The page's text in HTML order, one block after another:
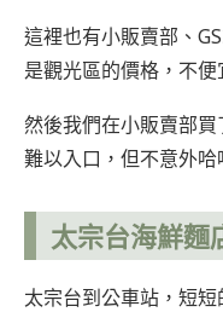
這裡也有小販賣部、
是觀光區的價格，不便
然後我們在小販賣部
難以入口，但不意外
太宗台海鮮麵
太宗台到公車站，短